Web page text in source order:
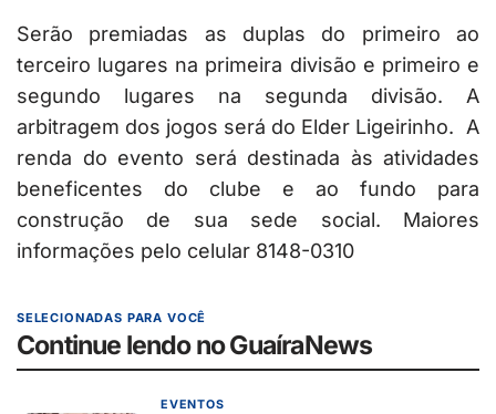
Serão premiadas as duplas do primeiro ao
terceiro lugares na primeira divisão e primeiro e
segundo lugares na segunda divisão. A
arbitragem dos jogos será do Elder Ligeirinho. A
renda do evento será destinada às atividades
beneficentes do clube e ao fundo para
construção de sua sede social. Maiores
informações pelo celular 8148-0310
SELECIONADAS PARA VOCÊ
Continue lendo no GuaíraNews
EVENTOS